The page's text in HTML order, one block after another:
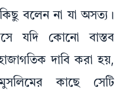
বলেন না যা অসত্য।
যদি কোনো বাস্তব
দাবি করা হয়,
কাছে সেটি